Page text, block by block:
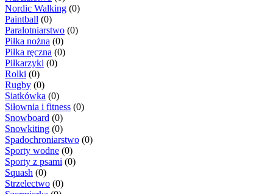
Nordic Walking (0)
Paintball (0)
Paralotniarstwo (0)
Piłka nożna (0)
Piłka ręczna (0)
Piłkarzyki (0)
Rolki (0)
Rugby (0)
Siatkówka (0)
Siłownia i fitness (0)
Snowboard (0)
Snowkiting (0)
Spadochroniarstwo (0)
Sporty wodne (0)
Sporty z psami (0)
Squash (0)
Strzelectwo (0)